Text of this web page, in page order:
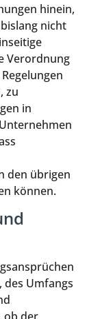
hinein,
nicht
Verordnung
zu
in
den übrigen
können.
des Umfangs